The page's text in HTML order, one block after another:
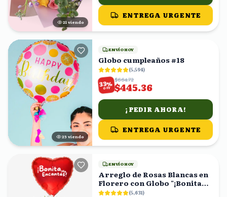
22 viendo
ENTREGA URGENTE
25 viendo
ENVÍO HOY
Globo cumpleaños #18
(5,594)
33%
OFF
$664.72
$445.36
¡PEDIR AHORA!
ENTREGA URGENTE
ENVÍO HOY
Arreglo de Rosas Blancas en
Florero con Globo "¡Bonita
Me Encantas!"
(5,631)